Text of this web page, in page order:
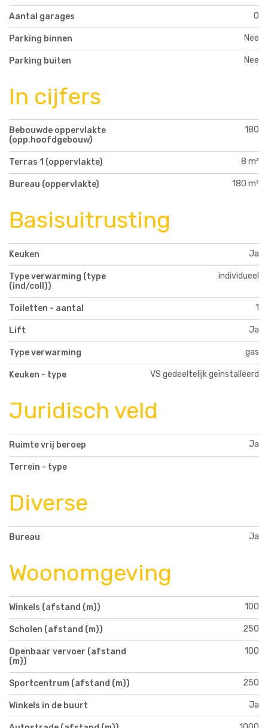
Aantal garages 0
Parking binnen Nee
Parking buiten Nee
In cijfers
Bebouwde oppervlakte
(opp.hoofdgebouw)
180
Terras 1 (oppervlakte) 8 m²
Bureau (oppervlakte) 180 m²
Basisuitrusting
Keuken Ja
Type verwarming (type
(ind/coll))
individueel
Toiletten - aantal 1
Lift Ja
Type verwarming gas
Keuken - type VS gedeeltelijk geïnstalleerd
Juridisch veld
Ruimte vrij beroep Ja
Terrein - type
Diverse
Bureau Ja
Woonomgeving
Winkels (afstand (m)) 100
Scholen (afstand (m)) 250
Openbaar vervoer (afstand
(m))
100
Sportcentrum (afstand (m)) 250
Winkels in de buurt Ja